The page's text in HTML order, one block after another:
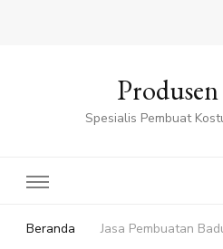
Spesialis Pembuat
Beranda Jasa Pembuatan